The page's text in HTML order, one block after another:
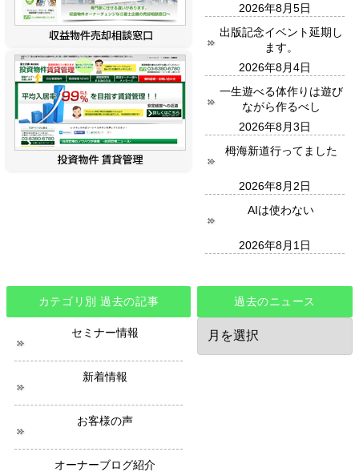
2026年8月5日
出版記念イベント延期し
ます。
2026年8月4日
一生遊べる体作りは遊び
ながら作るべし
2026年8月3日
栂海新道行ってました
2026年8月2日
AIは使わない
2026年8月1日
カテゴリ別 過去の記事
セミナー情報
新着情報
お客様の声
オーナーブログ紹介
過去のニュース
過
の